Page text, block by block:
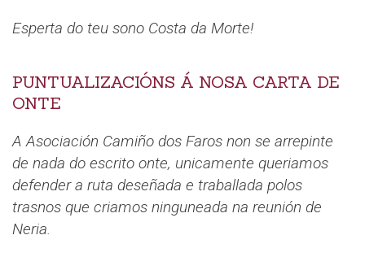
Esperta do teu sono Costa da Morte!
PUNTUALIZACIÓNS Á NOSA CARTA DE
ONTE
A Asociación Camiño dos Faros non se arrepinte
de nada do escrito onte, unicamente queriamos
defender a ruta deseñada e traballada polos
trasnos que criamos ninguneada na reunión de
Neria.